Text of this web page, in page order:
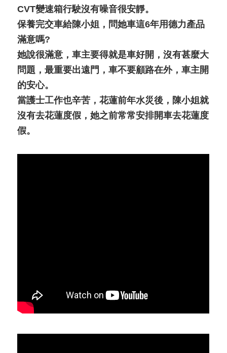
CVT變速箱行駛沒有噪音很安靜。
保養完交車給陳小姐，問她車這6年用德力產品
滿意嗎?
她說很滿意，車主要得就是車好開，沒有甚麼大
問題，最重要出遠門，車不要顧路在外，車主開
的安心。
當護士工作也辛苦，花蓮前年水災後，陳小姐就
沒有去花蓮度假，她之前常常安排開車去花蓮度
假。